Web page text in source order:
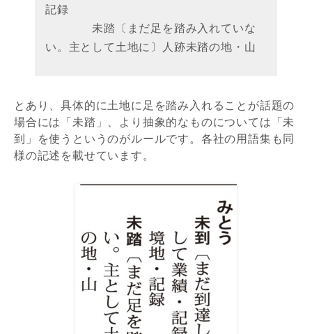
記録
未踏〔まだ足を踏み入れていな
い。主として土地に〕人跡未踏の地・山
とあり、具体的に土地に足を踏み入れることが話題の
場合には「未踏」、より抽象的なものについては「未
到」を使うというのがルールです。各社の用語集も同
様の記述を載せています。